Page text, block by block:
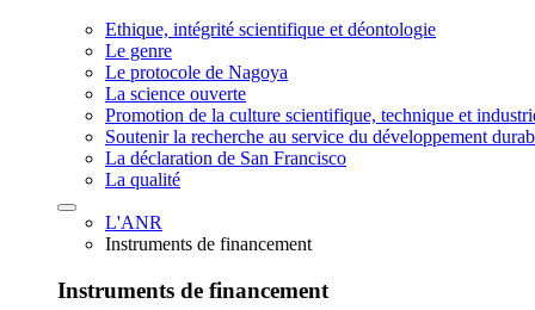
Ethique, intégrité scientifique et déontologie
Le genre
Le protocole de Nagoya
La science ouverte
Promotion de la culture scientifique, technique et
Soutenir la recherche au service du développement
La déclaration de San Francisco
La qualité
L'ANR
Instruments de financement
Instruments de financement